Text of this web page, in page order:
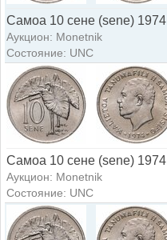
Самоа 10 сене (sene) 1974
Аукцион: Monetnik
Состояние: UNC
Самоа 10 сене (sene) 1974
Аукцион: Monetnik
Состояние: UNC